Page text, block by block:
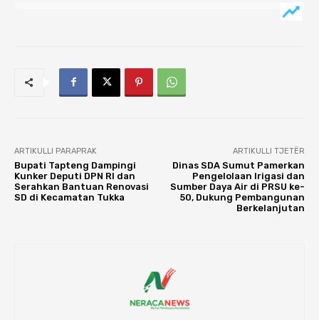
ARTIKULLI PARAPRAK
Bupati Tapteng Dampingi
Kunker Deputi DPN RI dan
Serahkan Bantuan Renovasi
SD di Kecamatan Tukka
ARTIKULLI TJETËR
Dinas SDA Sumut Pamerkan
Pengelolaan Irigasi dan
Sumber Daya Air di PRSU ke-
50, Dukung Pembangunan
Berkelanjutan